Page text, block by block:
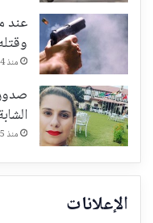
عند
منذ 4 ساعات
منذ 5 ساعات
الإعلانات